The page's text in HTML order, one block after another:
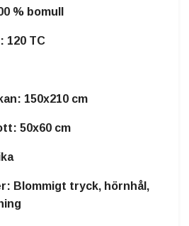
% bomull
120 TC
150x210 cm
50x60 cm
Blommigt tryck, hörnhål,